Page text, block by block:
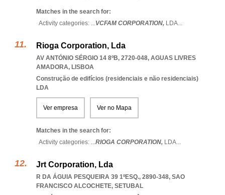
Matches in the search for:
Activity categories: ...VCFAM CORPORATION, LDA...
Rioga Corporation, Lda
AV ANTÓNIO SÉRGIO 14 8ºB, 2720-048, AGUAS LIVRES
AMADORA, LISBOA
Construção de edifícios (residenciais e não residenciais)
LDA
Ver empresa Ver no Mapa
Matches in the search for:
Activity categories: ...RIOGA CORPORATION, LDA...
Jrt Corporation, Lda
R DA ÁGUIA PESQUEIRA 39 1ºESQ., 2890-348, SAO
FRANCISCO ALCOCHETE, SETUBAL